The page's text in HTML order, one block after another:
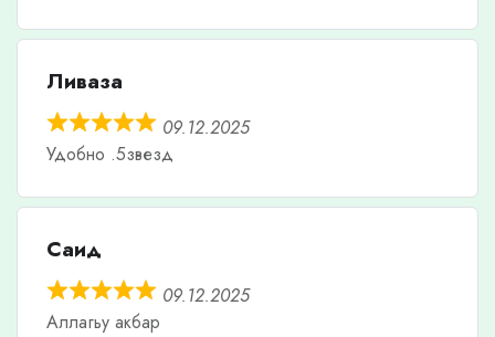
Ливаза
09.12.2025
Удобно .5звезд
Саид
09.12.2025
Аллагьу акбар